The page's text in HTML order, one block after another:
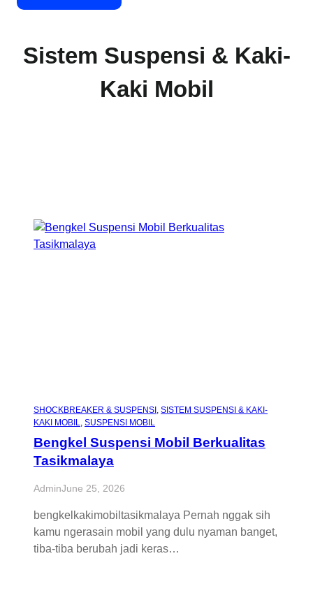
Sistem Suspensi & Kaki-
Kaki Mobil
SHOCKBREAKER & SUSPENSI , SISTEM SUSPENSI & KAKI-
KAKI MOBIL, SUSPENSI MOBIL
Bengkel Suspensi Mobil Berkualitas
Tasikmalaya
AdminJune 25, 2026
bengkelkakimobiltasikmalaya Pernah nggak sih
kamu ngerasain mobil yang dulu nyaman banget,
tiba-tiba berubah jadi keras…